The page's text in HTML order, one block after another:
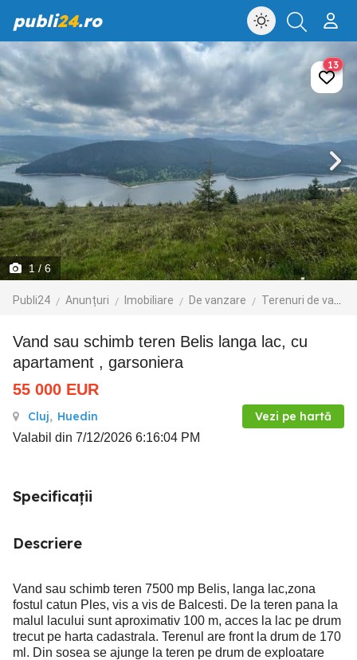
publi24.ro
1/ 6
Publi24 Anunțuri Imobiliare De vanzare Terenuri de vanzare
13
vand sau schimb teren Belis langa lac, cu
apartament , garsoniera
55 000 EUR
Cluj, Huedin Vezi pe hartă
Valabil din 7/12/2026 6:16:04 PM
Specificații
Descriere
Vand sau schimb teren 7500 mp Belis, langa lac,zona
fostul catun Ples, vis a vis de Balcesti. De la teren pana la
malul lacului sunt aproximativ 100 m, acces la lac pe drum
trecut pe harta cadastrala. Terenul are front la drum de 170
ml. Din sosea se ajunge la teren pe drum de exploatare